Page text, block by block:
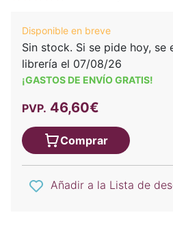
Disponible en breve
Sin stock. Si se pide hoy, se
librería el 07/08/26
¡GASTOS DE ENVÍO GRATIS!
PVP. 46,60€
Comprar
Añadir a la Lista de